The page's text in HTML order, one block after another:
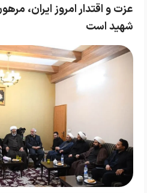
عزت و اقتدار امروز ایران،
شهید است